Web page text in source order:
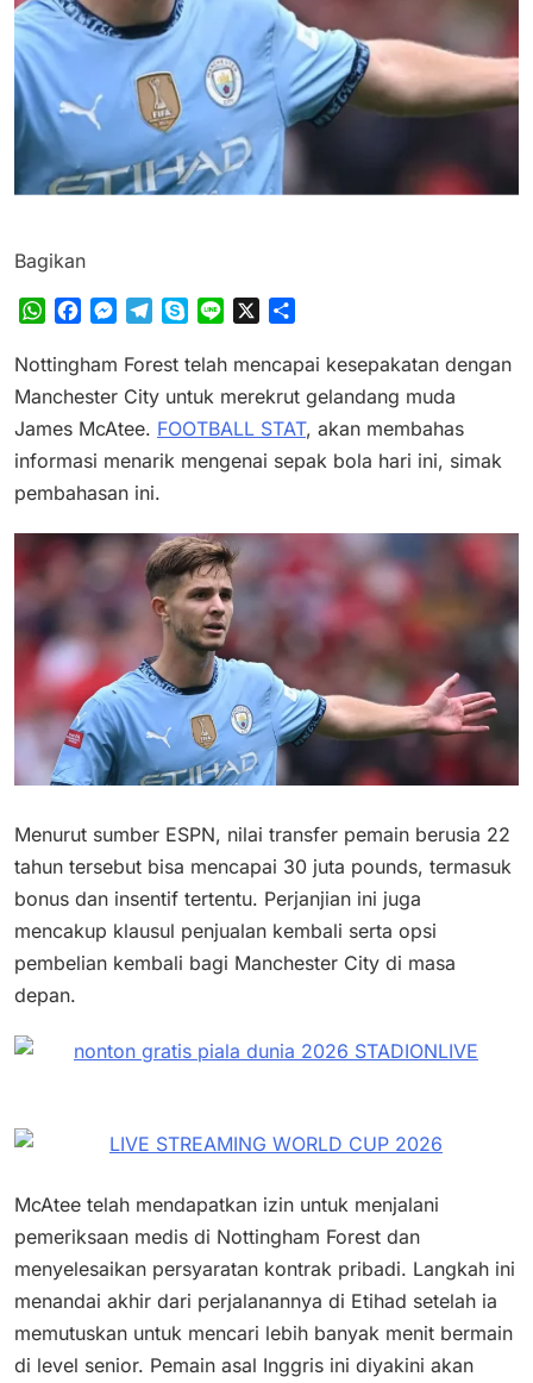
Bagikan
WhatsApp
FacebookMessenger
TelegramSkypeLine
Nottingham Forest telah mencapai kesepakatan dengan
Manchester City untuk merekrut gelandang muda
James McAtee. FOOTBALL STAT, akan membahas
informasi menarik mengenai sepak bola hari ini, simak
pembahasan ini.
Menurut sumber ESPN, nilai transfer pemain berusia 22
tahun tersebut bisa mencapai 30 juta pounds, termasuk
bonus dan insentif tertentu. Perjanjian ini juga
mencakup klausul penjualan kembali serta opsi
pembelian kembali bagi Manchester City di masa
depan.
McAtee telah mendapatkan izin untuk menjalani
pemeriksaan medis di Nottingham Forest dan
menyelesaikan persyaratan kontrak pribadi. Langkah ini
menandai akhir dari perjalanannya di Etihad setelah ia
memutuskan untuk mencari lebih banyak menit bermain
di level senior. Pemain asal Inggris ini diyakini akan